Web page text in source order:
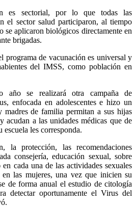
es sectorial, por lo que todas las
el sector salud participaron, al tiempo
se aplicaron biológicos directamente en
brigadas.
programa de vacunación es universal y
del IMSS, como población en
año se realizará otra campaña de
enfocada en adolescentes e hizo un
madres de familia permitan a sus hijas
acudan a las unidades médicas que de
escuela les corresponda.
la protección, las recomendaciones
consejería, educación sexual, sobre
cada una de las actividades sexuales
las mujeres, una vez que inicien su
de forma anual el estudio de citología
detectar oportunamente el Virus del